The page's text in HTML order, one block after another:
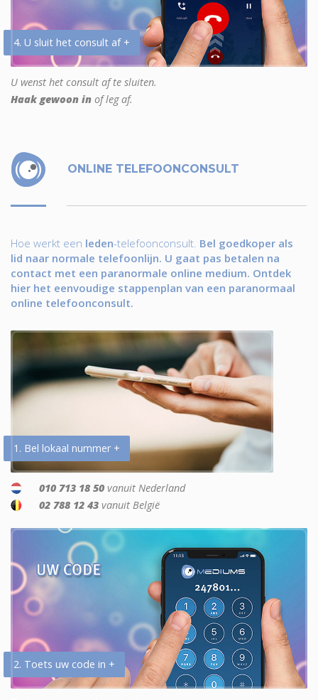
4. U sluit het consult af +
U wenst het consult af te sluiten.
Haak gewoon in of leg af.
ONLINE TELEFOONCONSULT
Hoe werkt een leden-telefoonconsult. Bel goedkoper als
lid naar normale telefoonlijn. U gaat pas betalen na
contact met een paranormale online medium. Ontdek
hier het eenvoudige stappenplan van een paranormaal
online telefoonconsult.
1. Bel lokaal nummer +
010 713 18 50 vanuit Nederland
02 788 12 43 vanuit België
2. Toets uw code in +